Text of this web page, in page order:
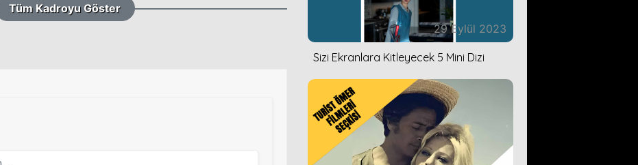
Tüm Kadroyu Göster
29 Eylül 2023
Sizi Ekranlara Kitleyecek 5 Mini Dizi